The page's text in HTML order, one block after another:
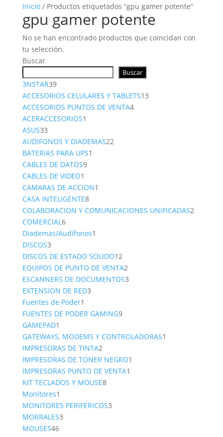
Inicio/ Productos etiquetados “gpu gamer potente”
gpu gamer potente
No se han encontrado productos que coincidan con
tu selección.
Buscar
Buscar
3NSTAR3939
productos
ACCESORIOS CELULARES Y TABLETS1313
ACCESORIOS PUNTOS DE VENTA44
ACERACCESORIOS1
ASUS3333
productos
AUDIFONOS Y DIADEMAS2222
BATERIAS PARA UPS1
CABLES DE DATOS99
CABLES DE VIDEO1
producto
CAMARAS DE ACCION1
CASA INTELIGENTE88
productos
COLABORACION Y COMUNICACIONES UNIFICADAS22
COMERCIAL66
productos
Diademas/Audífonos1
DISCOS33
productos
DISCOS DE ESTADO SOLIDO1212
productos
EQUIPOS DE PUNTO DE VENTA22
productos
ESCANNERS DE DOCUMENTOS33
EXTENSION DE RED33
Fuentes de Poder1
producto
FUENTES DE PODER GAMING99
GAMEPAD1
producto
GATEWAYS, MODEMS Y CONTROLADORAS1
IMPRESORAS DE TINTA22
productos
IMPRESORAS DE TONER NEGRO1
IMPRESORAS PUNTO DE VENTA1
KIT TECLADOS Y MOUSE88
Monitores1
producto
MONITORES PERIFERICOS33
MORRALES33
MOUSES4646